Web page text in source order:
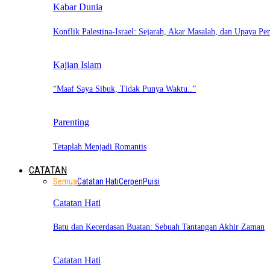
Kabar Dunia
Konflik Palestina-Israel: Sejarah, Akar Masalah, dan Upaya
Kajian Islam
“Maaf Saya Sibuk, Tidak Punya Waktu..”
Parenting
Tetaplah Menjadi Romantis
CATATAN
SemuaCatatan HatiCerpenPuisi
Catatan Hati
Batu dan Kecerdasan Buatan: Sebuah Tantangan Akhir Zaman
Catatan Hati